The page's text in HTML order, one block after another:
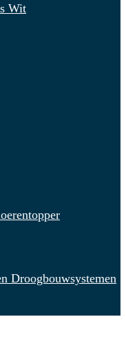
Wit
Droogbouwsystemen